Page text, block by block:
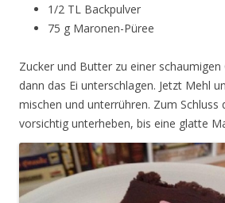
1/2 TL Backpulver
75 g Maronen-Püree
Zucker und Butter zu einer schaumigen
dann das Ei unterschlagen. Jetzt Mehl
mischen und unterrühren. Zum Schluss
vorsichtig unterheben, bis eine glatte